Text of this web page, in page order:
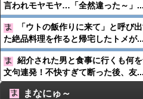
言われモヤモヤ…「全然違った～」...
「ウトの飯作りに来て」と呼び
た絶品料理を作ると帰宅したトメが...
紹介された男と食事に行くも何
文句連発！不快すぎて断った後、友...
まなにゅ～